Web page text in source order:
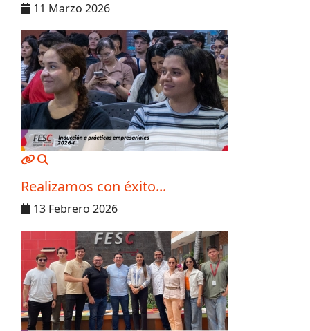
11 Marzo 2026
MOD_JTCS_VIEW_ARTICLE_LINK
Realizamos con éxito...
13 Febrero 2026